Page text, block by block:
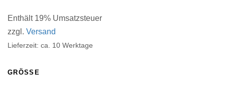
Enthält 19% Umsatzsteuer
zzgl. Versand
Lieferzeit: ca. 10 Werktage
GRÖSSE